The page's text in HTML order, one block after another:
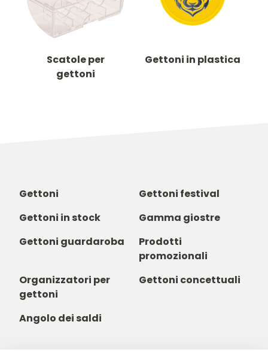
Scatole per
gettoni
Gettoni in plastica
Gettoni
Gettoni festival
Gettoni in stock
Gamma giostre
Gettoni guardaroba
Prodotti
promozionali
Organizzatori per
gettoni
Gettoni concettuali
Angolo dei saldi